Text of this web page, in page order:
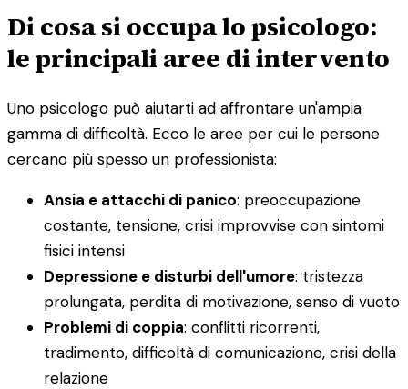
Di cosa si occupa lo psicologo:
le principali aree di intervento
Uno psicologo può aiutarti ad affrontare un'ampia
gamma di difficoltà. Ecco le aree per cui le persone
cercano più spesso un professionista:
Ansia e attacchi di panico: preoccupazione
costante, tensione, crisi improvvise con sintomi
fisici intensi
Depressione e disturbi dell'umore: tristezza
prolungata, perdita di motivazione, senso di vuoto
Problemi di coppia: conflitti ricorrenti,
tradimento, difficoltà di comunicazione, crisi della
relazione